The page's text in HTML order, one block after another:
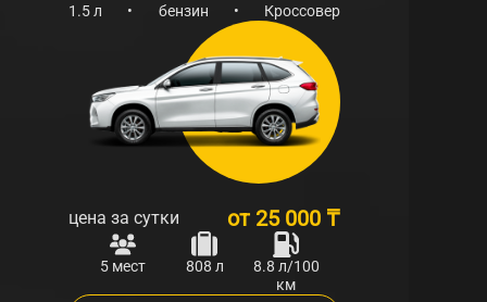
1.5 л • бензин • Кроссовер
цена за сутки от 25 000 ₸
5 мест 808 л
8.8 л/100
км